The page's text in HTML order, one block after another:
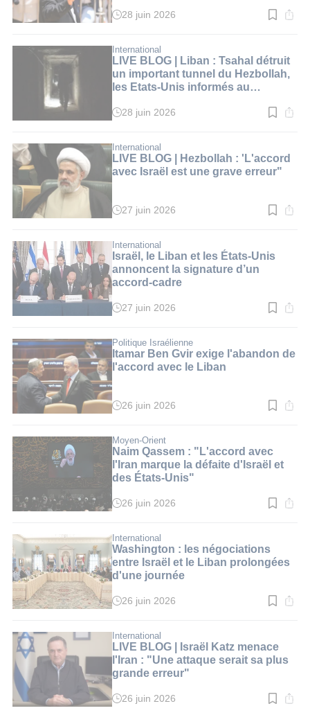
Temps
:
2
min.
28 juin 2026
International
LIVE BLOG | Liban : Tsahal détruit
un important tunnel du Hezbollah,
les Etats-Unis informés au
Temps
:
1
min.
28 juin 2026
International
LIVE BLOG | Hezbollah : 'L'accord
avec Israël est une grave erreur"
Temps
:
1
min.
27 juin 2026
International
Israël, le Liban et les États-Unis
annoncent la signature d’un
accord-cadre
Temps
:
4
min.
27 juin 2026
Politique Israélienne
Itamar Ben Gvir exige l'abandon de
l'accord avec le Liban
Temps
:
3
min.
26 juin 2026
Moyen-Orient
Naim Qassem : "L'accord avec
l'Iran marque la défaite d'Israël et
des États-Unis"
Temps
:
2
min.
26 juin 2026
International
Washington : les négociations
entre Israël et le Liban prolongées
d'une journée
Temps
:
3
min.
26 juin 2026
International
LIVE BLOG | Israël Katz menace
l'Iran : "Une attaque serait sa plus
grande erreur"
Temps
26 juin 2026